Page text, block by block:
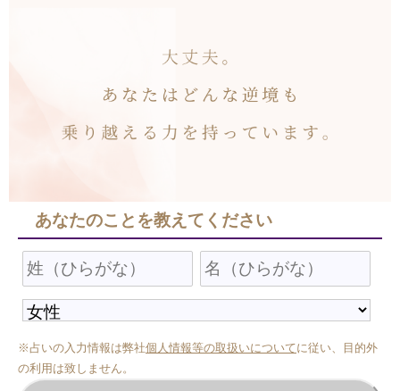
あなたのことを教えてください
※占いの入力情報は弊社個人情報等の取扱いについてに従い、目的外
の利用は致しません。